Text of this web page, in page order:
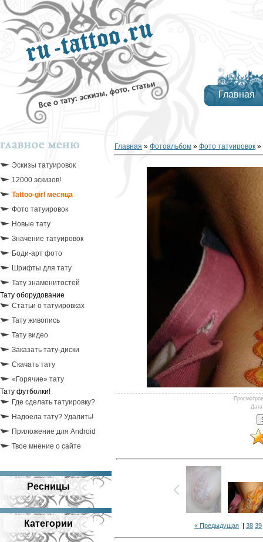
Главная
Эскизы татуировок
12000 эскизов!
Tattoo-girl месяца
Фото татуировок
Новые тату
Значение татуировок
Боди-арт фото
Шрифты для тату
Тату знаменитостей
Тату оборудование
Статьи о татуировках
Тату живопись
Тату видео
Заказать тату-диски
Скачать тату
«Горячие» тату
Тату футболки!
Где сделать татуировку?
Надоела тату? Удалить!
Приложение для Android
Твое мнение о сайте
Ресницы
Категории
Главная » Фотоальбом » Фото татуировок »
Просмотров
Дата
« Предыдущая | 38 39